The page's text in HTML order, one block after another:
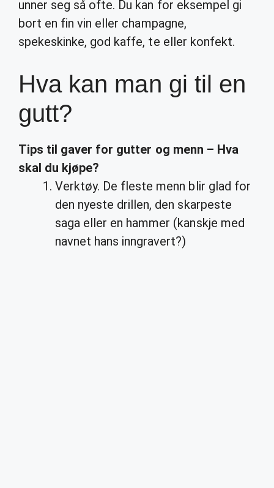
unner seg så ofte. Du kan for eksempel gi
bort en fin vin eller champagne,
spekeskinke, god kaffe, te eller konfekt.
Hva kan man gi til en
gutt?
Tips til gaver for gutter og menn – Hva
skal du kjøpe?
Verktøy. De fleste menn blir glad for
den nyeste drillen, den skarpeste
saga eller en hammer (kanskje med
navnet hans inngravert?)